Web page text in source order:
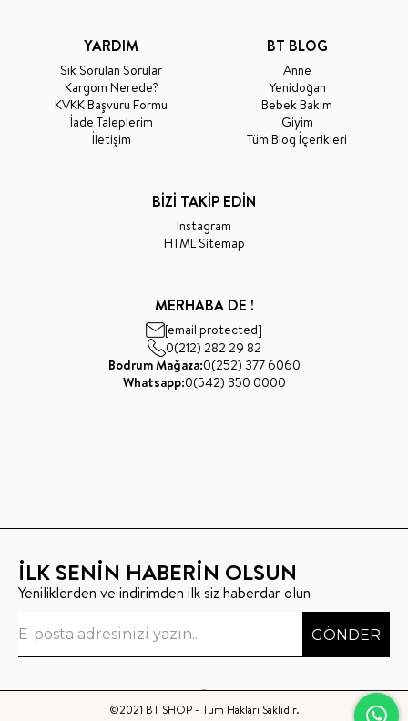
YARDIM
Sık Sorulan Sorular
Kargom Nerede?
KVKK Başvuru Formu
İade Taleplerim
İletişim
BT BLOG
Anne
Yenidoğan
Bebek Bakım
Giyim
Tüm Blog İçerikleri
BİZİ TAKİP EDİN
Instagram
HTML Sitemap
MERHABA DE !
[email protected]
0(212) 282 29 82
Bodrum Mağaza:0(252) 377 6060
Whatsapp:0(542) 350 0000
İLK SENİN HABERİN OLSUN
Yeniliklerden ve indirimden ilk siz haberdar olun
GÖNDER
©2021 BT SHOP - Tüm Hakları Saklıdır.